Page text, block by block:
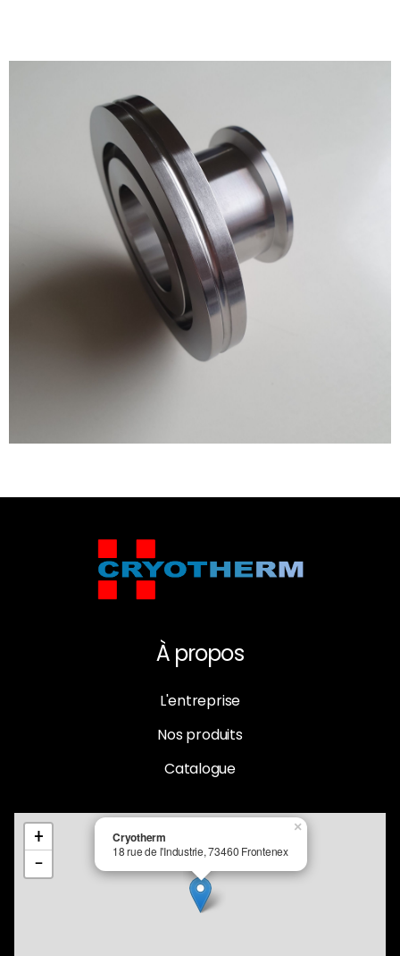
À propos
L'entreprise
Nos produits
Catalogue
Cryotherm
18 rue de l'Industrie, 73460 Frontenex
×
+
−